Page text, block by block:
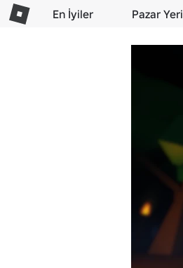
En İyiler Pazar Yeri